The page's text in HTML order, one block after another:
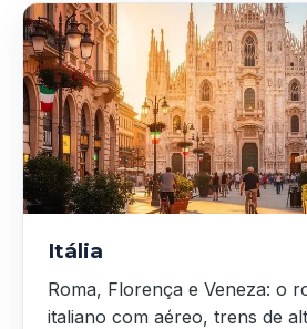
Itália
Roma, Florença e Veneza: o
italiano com aéreo, trens de